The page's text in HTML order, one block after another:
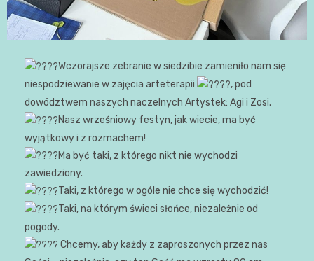
Wczorajsze zebranie w siedzibie zamieniło nam się
niespodziewanie w zajęcia arteterapii
, pod
dowództwem naszych naczelnych Artystek: Agi i Zosi.
Nasz wrześniowy festyn, jak wiecie, ma być
wyjątkowy i z rozmachem!
Ma być taki, z którego nikt nie wychodzi
zawiedziony.
Taki, z którego w ogóle nie chce się wychodzić!
Taki, na którym świeci słońce, niezależnie od
pogody.
Chcemy, aby każdy z zaproszonych przez nas